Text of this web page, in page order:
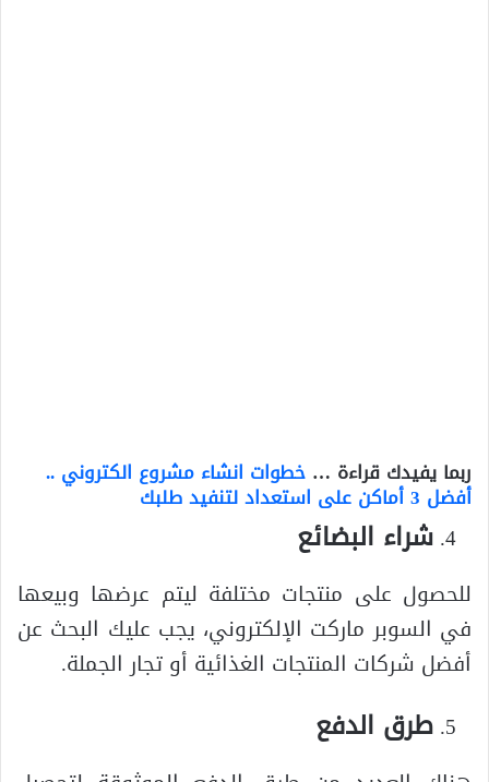
ربما يفيدك قراءة … خطوات انشاء مشروع الكتروني ..
أفضل 3 أماكن على استعداد لتنفيد طلبك
شراء البضائع
للحصول على منتجات مختلفة ليتم عرضها وبيعها
في السوبر ماركت الإلكتروني، يجب عليك البحث عن
أفضل شركات المنتجات الغذائية أو تجار الجملة.
طرق الدفع